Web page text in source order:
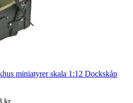
miniatyrer skala 1:12 Dockskåp